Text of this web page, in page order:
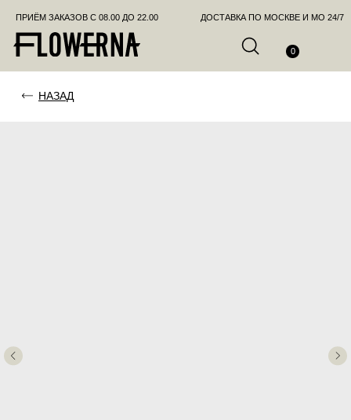
ПРИЁМ ЗАКАЗОВ С 08.00 ДО 22.00